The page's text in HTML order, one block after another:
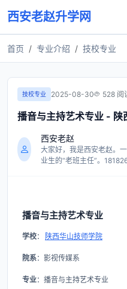
西安老赵升学网
首页 专业介绍 技校专业
技校专业 2025-08-30 528 阅
播音与主持艺术专业 - 陕
西安老赵
大家好，我是西安老赵。
业生的“老班主任”。
播音与主持艺术专业
学校： 陕西华山技师学院
院系：影视传媒系
专业：播音与主持艺术专业